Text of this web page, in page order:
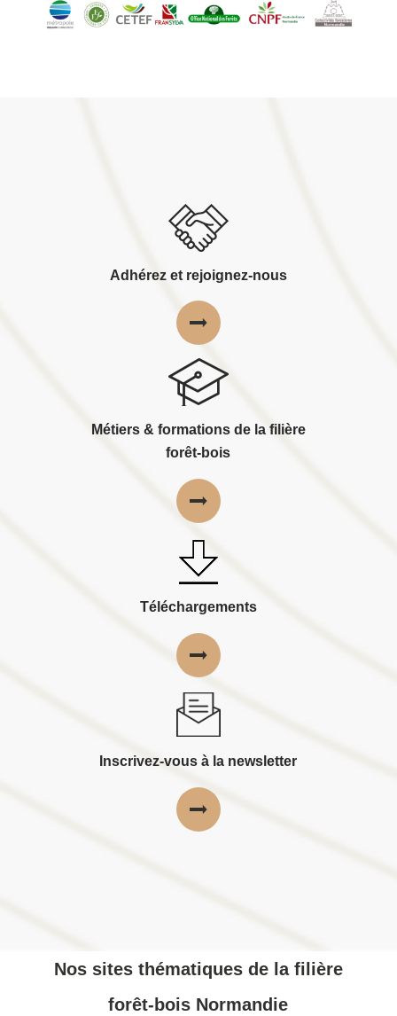
Adhérez et rejoignez-nous
Métiers & formations de la filière
forêt-bois
Téléchargements
Inscrivez-vous à la newsletter
Nos sites thématiques de la filière
forêt-bois Normandie